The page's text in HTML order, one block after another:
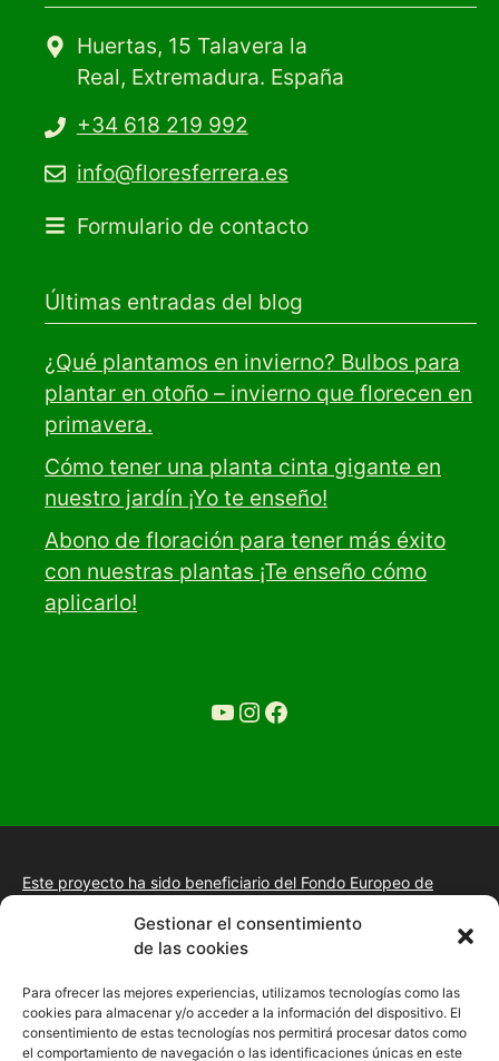
Gestionar el consentimiento
de las cookies
Para ofrecer las mejores experiencias, utilizamos tecnologías como las
cookies para almacenar y/o acceder a la información del dispositivo. El
consentimiento de estas tecnologías nos permitirá procesar datos como
el comportamiento de navegación o las identificaciones únicas en este
Huertas, 15 Talavera la
Real, Extremadura. España
+34 618 219 992
info@floresferrera.es
Formulario de contacto
Últimas entradas del blog
¿Qué plantamos en invierno? Bulbos para
plantar en otoño – invierno que florecen en
primavera.
Cómo tener una planta cinta gigante en
nuestro jardín ¡Yo te enseño!
Abono de floración para tener más éxito
con nuestras plantas ¡Te enseño cómo
aplicarlo!
YouTube
Ir a la cuenta de Instagram de Restaurante Tuétano
Ir a la cuenta de facebook de Restaurante Tuétano
Este proyecto ha sido beneficiario del Fondo Europeo de
Proyecto de desarrollo web y tienda online, fomento de la
presencia “Online” mediante la implantación de una estrategia
mejora de imagen digital en las empresas de la Comunidad
Autónoma de Extremadura